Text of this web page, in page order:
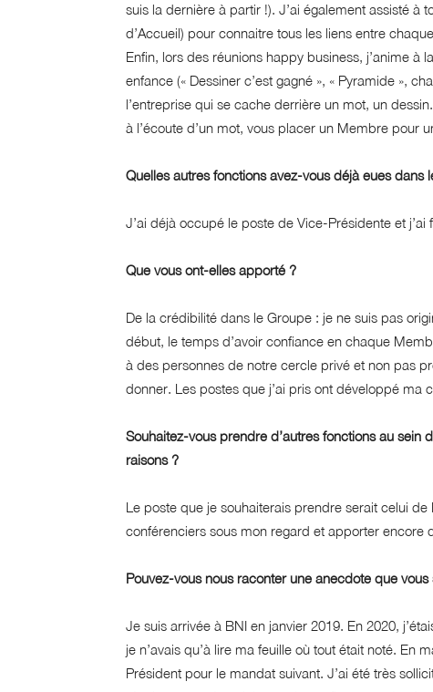
suis la dernière à partir !). J’ai également assisté
d’Accueil) pour connaitre tous les liens entre
Enfin, lors des réunions happy business, j’anime à
enfance (« Dessiner c’est gagné », « Pyramide »,
l’entreprise qui se cache derrière un mot, un
à l’écoute d’un mot, vous placer un Membre pour
Quelles autres fonctions avez-vous déjà eues dans
J’ai déjà occupé le poste de Vice-Présidente et
Que vous ont-elles apporté ?
De la crédibilité dans le Groupe : je ne suis pas
début, le temps d’avoir confiance en chaque
à des personnes de notre cercle privé et non pas
donner. Les postes que j’ai pris ont développé ma
Souhaitez-vous prendre d’autres fonctions au sein
raisons ?
Le poste que je souhaiterais prendre serait celui
conférenciers sous mon regard et apporter encore
Pouvez-vous nous raconter une anecdote que
Je suis arrivée à BNI en janvier 2019. En 2020,
je n’avais qu’à lire ma feuille où tout était noté. En
Président pour le mandat suivant. J’ai été très